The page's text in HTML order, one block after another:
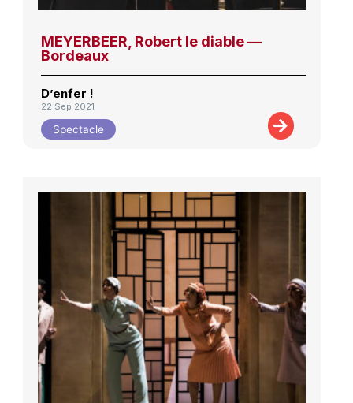
MEYERBEER, Robert le diable —
Bordeaux
D’enfer !
22 Sep 2021
Spectacle